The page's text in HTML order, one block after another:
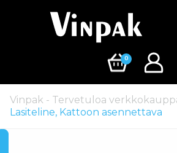
0
Vinpak - Tervetuloa
Lasiteline, Kattoon asennettava